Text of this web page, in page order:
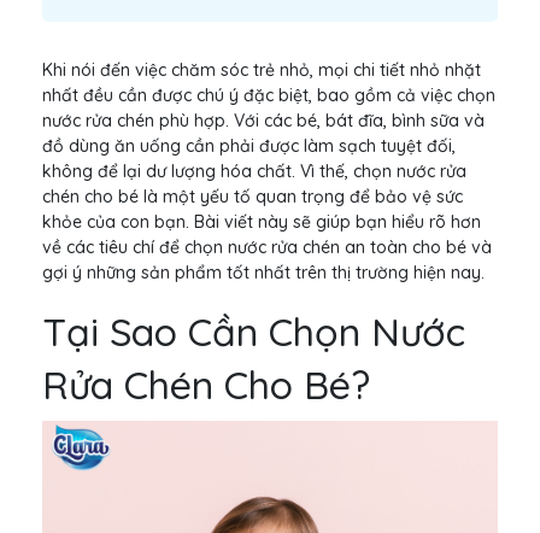
Khi nói đến việc chăm sóc trẻ nhỏ, mọi chi tiết nhỏ nhặt
nhất đều cần được chú ý đặc biệt, bao gồm cả việc chọn
nước rửa chén phù hợp. Với các bé, bát đĩa, bình sữa và
đồ dùng ăn uống cần phải được làm sạch tuyệt đối,
không để lại dư lượng hóa chất. Vì thế, chọn nước rửa
chén cho bé là một yếu tố quan trọng để bảo vệ sức
khỏe của con bạn. Bài viết này sẽ giúp bạn hiểu rõ hơn
về các tiêu chí để chọn nước rửa chén an toàn cho bé và
gợi ý những sản phẩm tốt nhất trên thị trường hiện nay.
Tại Sao Cần Chọn Nước
Rửa Chén Cho Bé?